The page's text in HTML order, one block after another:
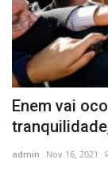
Enem vai
admin Nov 16, 2021